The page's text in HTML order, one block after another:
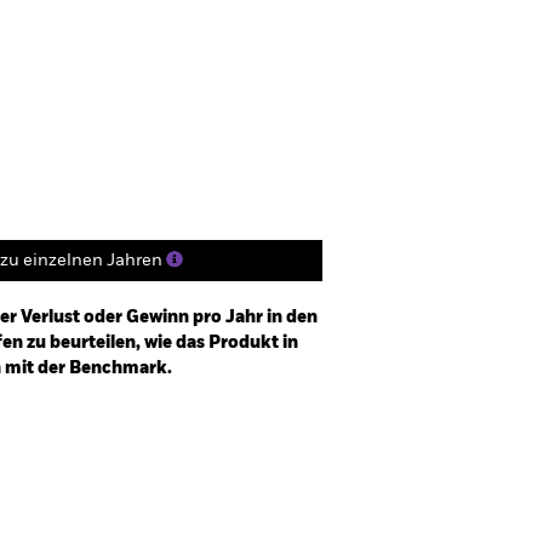
einzelnen Jahren
Verlust oder Gewinn pro Jahr in den
zu beurteilen, wie das Produkt in
mit der Benchmark.